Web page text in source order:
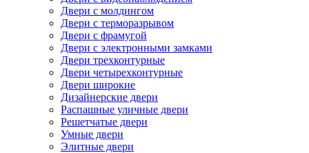
Двери с молдингом
Двери с терморазрывом
Двери с фрамугой
Двери с электронными замками
Двери трехконтурные
Двери четырехконтурные
Двери широкие
Дизайнерские двери
Распашные уличные двери
Решетчатые двери
Умные двери
Элитные двери